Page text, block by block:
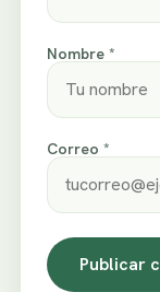
Nombre *
Correo *